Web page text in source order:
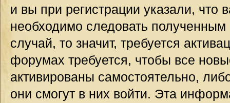
и вы при регистрации указали, что
необходимо следовать
случай, то значит, требуется
форумах требуется, чтобы все
активированы самостоятельно,
они смогут в них войти. Эта